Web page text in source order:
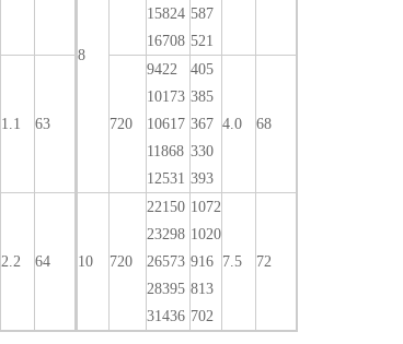
1.1 63
2.2 64
8
15824
16708
587
521
720
9422
10173
10617
11868
12531
405
385
367
330
393
4.0 68
10 720
22150
23298
26573
28395
31436
1072
1020
916
813
702
7.5 72